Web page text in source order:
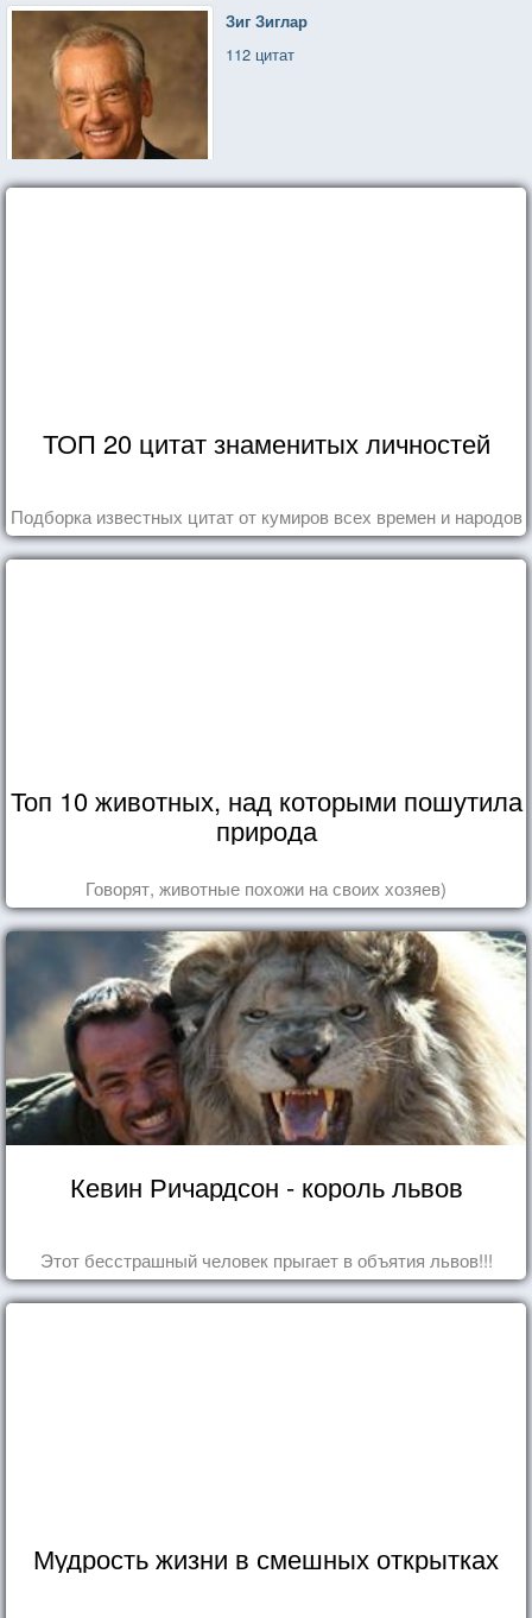
Зиг Зиглар
112 цитат
ТОП 20 цитат знаменитых личностей
Подборка известных цитат от кумиров всех времен и народов
Топ 10 животных, над которыми пошутила
природа
Говорят, животные похожи на своих хозяев)
Кевин Ричардсон - король львов
Этот бесстрашный человек прыгает в объятия львов!!!
Мудрость жизни в смешных открытках